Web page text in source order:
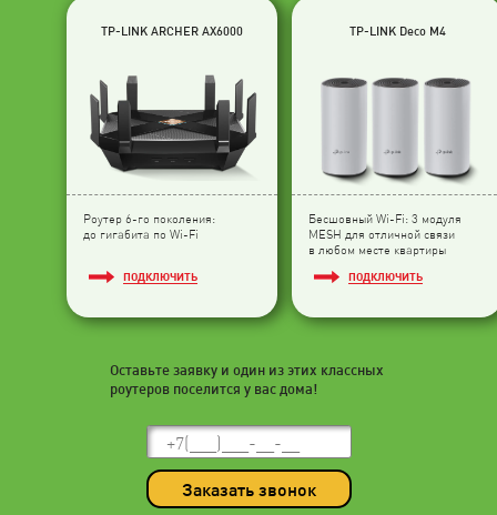
TP-LINK ARCHER AX6000
Роутер 6-го поколения:
до гигабита по Wi-Fi
ПОДКЛЮЧИТЬ
TP-LINK Deco M4
Бесшовный Wi-Fi: 3 модуля
МESH для отличной связи
в любом месте квартиры
ПОДКЛЮЧИТЬ
Оставьте заявку и один из этих классных
роутеров поселится у вас дома!
Заказать звонок